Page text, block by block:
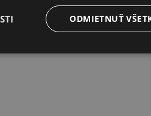
ODMIETNUŤ